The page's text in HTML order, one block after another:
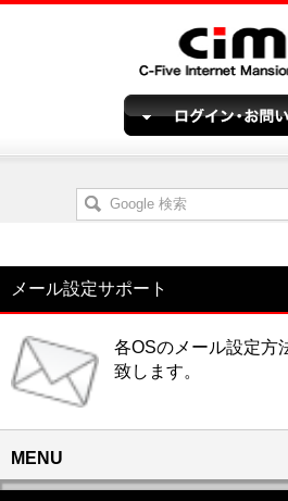
メール設定サポート
各OSのメール設定方
致します。
MENU